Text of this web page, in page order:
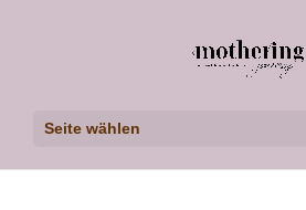
Seite wählen